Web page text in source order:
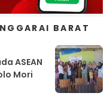
BARAT
ASEAN
Mori